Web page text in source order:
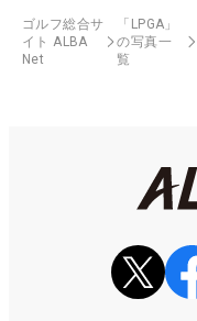
ゴルフ総合サ
イト ALBA
Net
「LPGA」
の写真一
覧